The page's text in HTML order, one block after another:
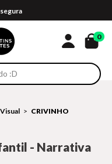
no cartão*
0
CRIVINHO
- Narrativa